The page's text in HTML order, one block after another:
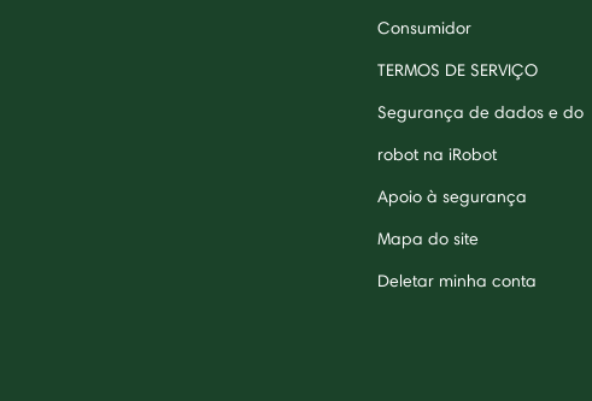
Consumidor
TERMOS DE SERVIÇO
Segurança de dados e do
robot na iRobot
Apoio à segurança
Mapa do site
Deletar minha conta